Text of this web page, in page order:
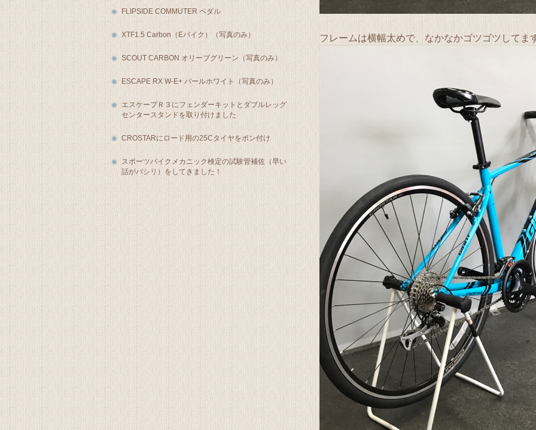
フレームは横幅太めで、なかなかゴツゴツしてま
FLIPSIDE COMMUTER ペダル
XTF1.5 Carbon（Eバイク）（写真のみ）
SCOUT CARBON オリーブグリーン（写真のみ）
ESCAPE RX W-E+ パールホワイト（写真のみ）
エスケープＲ３にフェンダーキットとダブルレッグ
センタースタンドを取り付けました
CROSTARにロード用の25Cタイヤをポン付け
スポーツバイクメカニック検定の試験管補佐（早い
話がパシリ）をしてきました！